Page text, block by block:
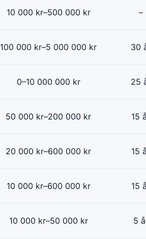
10 000 kr–500 000 kr –
100 000 kr–5 000 000 kr 30
0–10 000 000 kr 25
50 000 kr–200 000 kr 15
20 000 kr–600 000 kr 15
10 000 kr–600 000 kr 15
10 000 kr–50 000 kr 5